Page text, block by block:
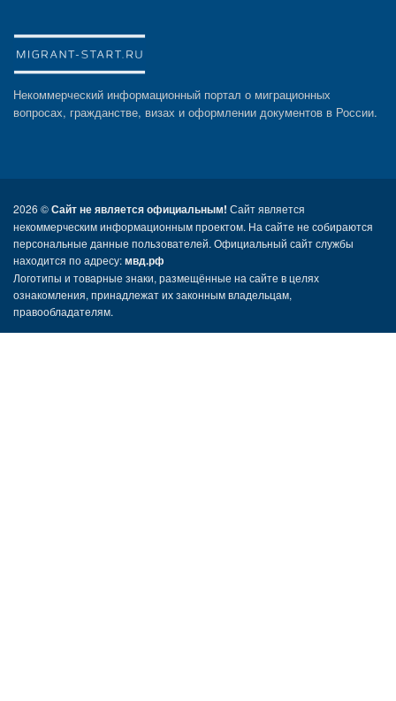
Некоммерческий информационный портал о миграционных
вопросах, гражданстве, визах и оформлении документов в России.
2026 ©Сайт не является официальным! Сайт является
некоммерческим информационным проектом. На сайте не собираются
персональные данные пользователей. Официальный сайт службы
находится по адресу:мвд.рф
Логотипы и товарные знаки, размещённые на сайте в целях
ознакомления, принадлежат их законным владельцам,
правообладателям.